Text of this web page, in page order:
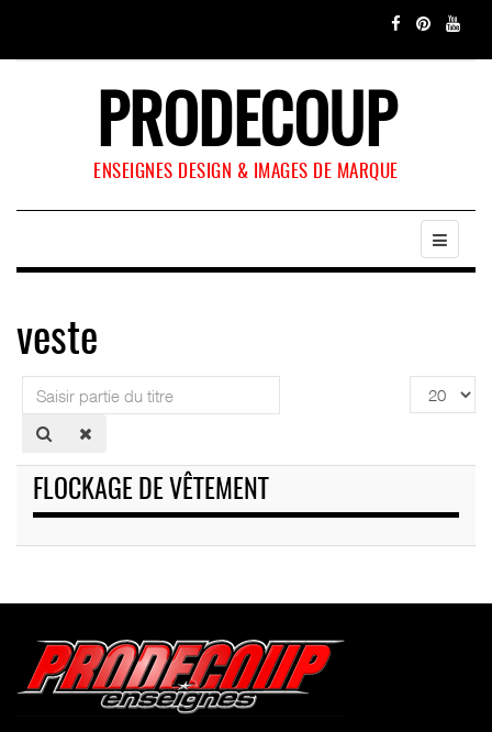
PRODECOUP
ENSEIGNES DESIGN & IMAGES DE MARQUE
veste
Saisir
partie
du
Affichage
#
FLOCKAGE DE VÊTEMENT